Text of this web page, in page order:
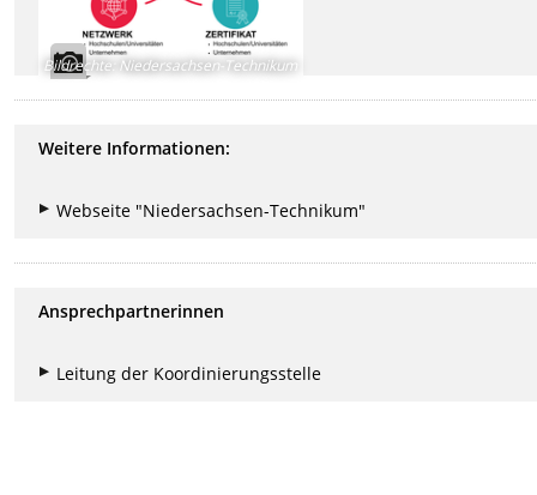
Bildrechte: Niedersachsen-Technikum
Weitere Informationen:
Webseite "Niedersachsen-Technikum"
Ansprechpartnerinnen
Leitung der Koordinierungsstelle